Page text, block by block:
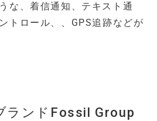
な、着信通知、テキスト通
トロール、、GPS追跡などが
ランドFossil Group